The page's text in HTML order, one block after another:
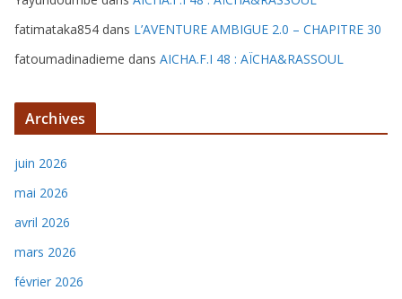
fatimataka854 dans L’AVENTURE AMBIGUE 2.0 – CHAPITRE 30
fatoumadinadieme dans AICHA.F.I 48 : AÏCHA&RASSOUL
Archives
juin 2026
mai 2026
avril 2026
mars 2026
février 2026